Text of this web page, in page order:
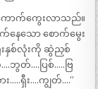
ောက်ကွေးလာသည်။
ေသော စောက်မွေး
းနှစ်လုံးကို ဆွဲညှစ်
ဘွတ်….ပြစ်…..ဗြ
…..ရှီး….ကျွတ်….”